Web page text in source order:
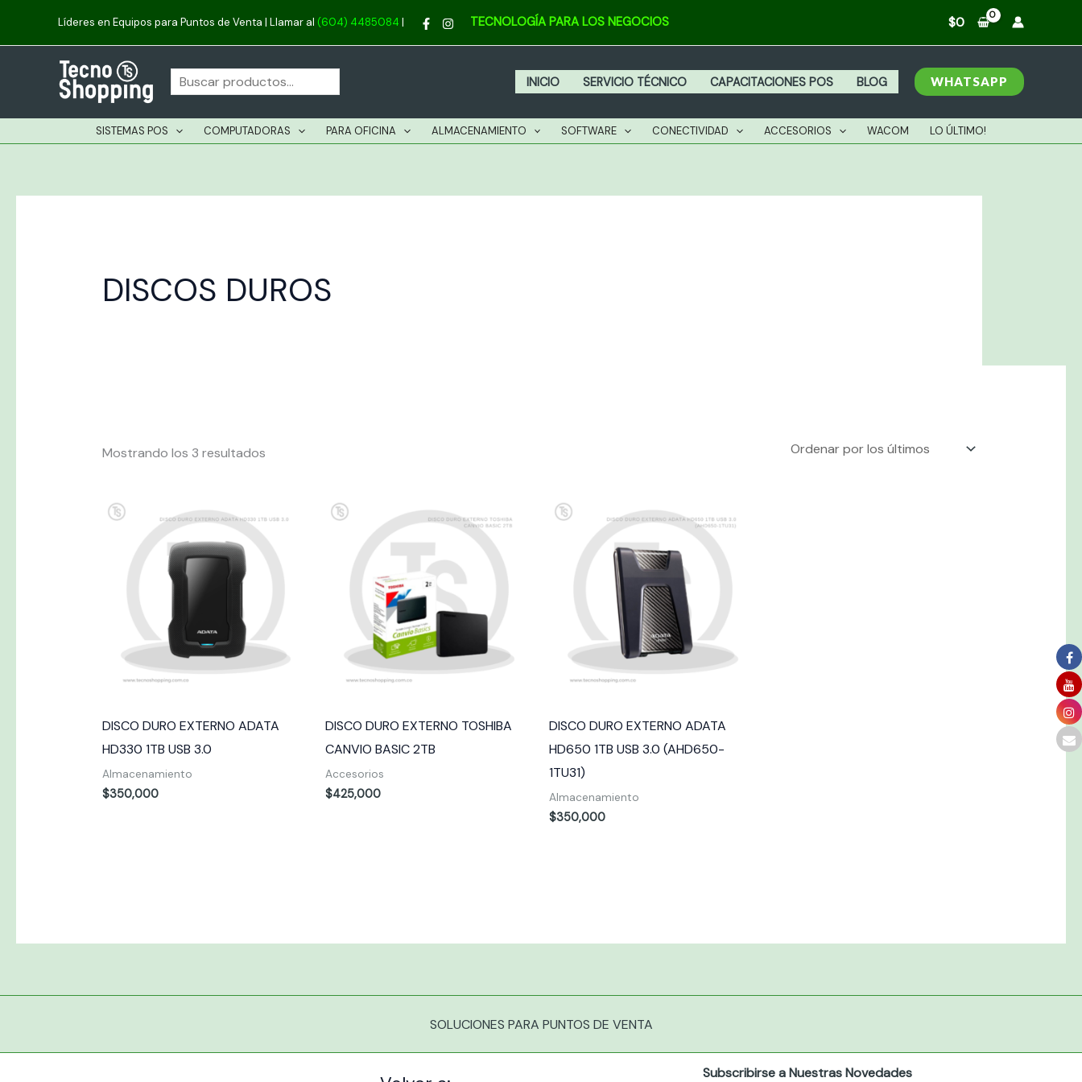
contenido
Líderes en Equipos para Puntos de Venta | Llamar al (604) 4485084 | TECNOLOGÍA PARA LOS NEGOCIOS $0
INICIO SERVICIO TÉCNICO CAPACITACIONES POS BLOG WHATSAPP
SISTEMAS POS COMPUTADORAS PARA OFICINA ALMACENAMIENTO SOFTWARE CONECTIVIDAD ACCESORIOS WACOM LO ÚLTIMO!
DISCOS DUROS
Mostrando los 3 resultados
por
los
últimos
DISCO DURO EXTERNO ADATA
HD330 1TB USB 3.0
Almacenamiento
$350,000
DISCO DURO EXTERNO TOSHIBA
CANVIO BASIC 2TB
Accesorios
$425,000
DISCO DURO EXTERNO ADATA
HD650 1TB USB 3.0 (AHD650-
1TU31)
Almacenamiento
$350,000
SOLUCIONES PARA PUNTOS DE VENTA
Subscribirse a Nuestras Novedades